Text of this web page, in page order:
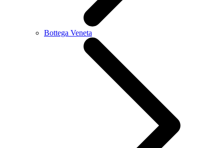
Bottega Veneta